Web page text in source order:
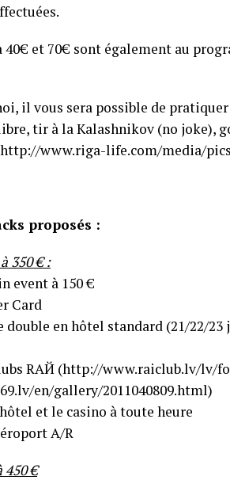
40€ et 70€ sont également au
il vous sera possible de
tir à la Kalashnikov (no joke),
www.riga-life.com/m​edia/
proposés :
350 € :
event à 150 €
Card
double en hôtel standard (21/22/
RAЙ (http://www.raiclub.lv/lv/
en​/gallery/2011040809.html)
et le casino à toute heure
A/R
450 €